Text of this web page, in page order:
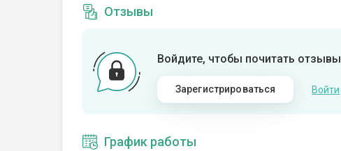
Отзывы
Войдите, чтобы почитать отзывы
Зарегистрироваться Войти
График работы